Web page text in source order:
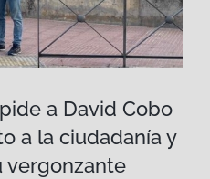
a David Cobo
a la ciudadanía y
vergonzante